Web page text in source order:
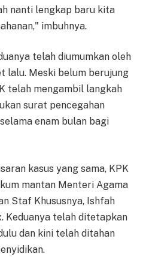
nanti lengkap baru kita
imbuhnya.
telah diumumkan oleh
lalu. Meski belum berujung
telah mengambil langkah
surat pencegahan
enam bulan bagi
kasus yang sama, KPK
mantan Menteri Agama
Staf Khususnya, Ishfah
Keduanya telah ditetapkan
dan kini telah ditahan